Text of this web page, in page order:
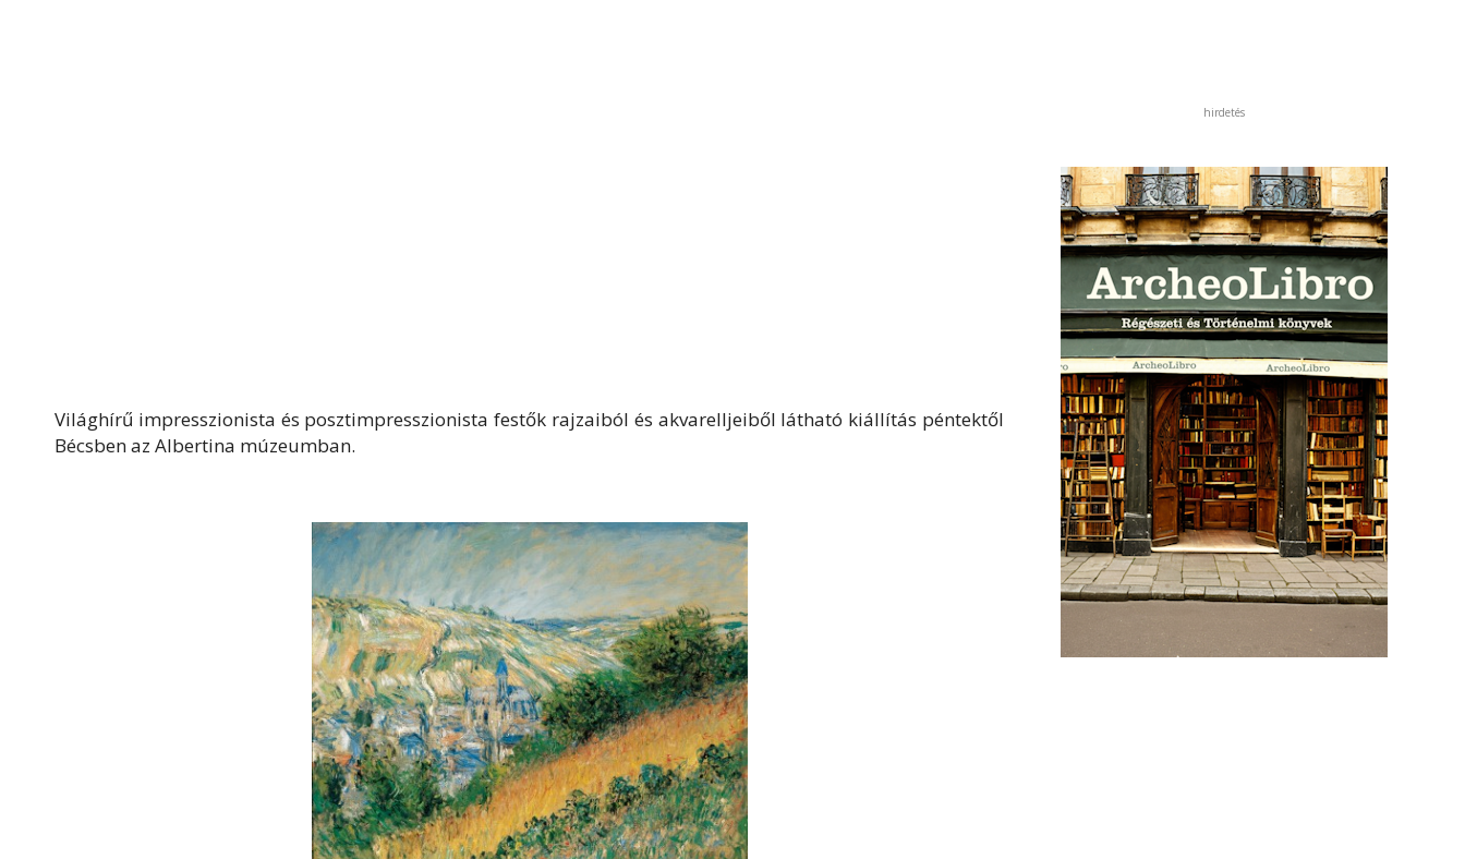
Világhírű impresszionista és posztimpresszionista festők rajzaiból és akvarelljeiből látható kiállítás péntektől
Bécsben az Albertina múzeumban.
hirdetés